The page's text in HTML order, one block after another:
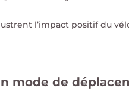
l’impact positif du
mode de